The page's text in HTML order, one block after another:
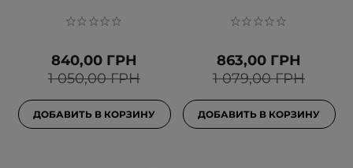
1 050,00 ГРН
840,00 ГРН
ДОБАВИТЬ В КОРЗИНУ
1 079,00 ГРН
863,00 ГРН
ДОБАВИТЬ В КОРЗИНУ